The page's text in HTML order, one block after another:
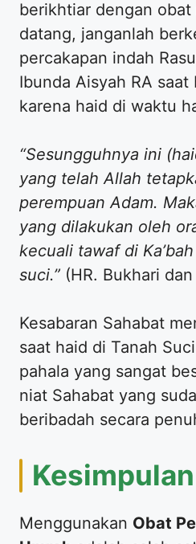
berikhtiar dengan
datang, janganlah
percakapan indah
Ibunda Aisyah RA
karena haid di waktu
“Sesungguhnya ini
yang telah Allah
perempuan Adam.
yang dilakukan oleh
kecuali tawaf di
suci.” (HR. Bukhari
​Kesabaran Sahabat
saat haid di Tanah
pahala yang sangat
niat Sahabat yang
beribadah secara
​Kesimpulan
​Menggunakan Obat